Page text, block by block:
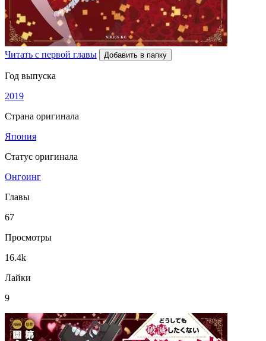
Читать с первой главы Добавить в папку
Год выпуска
2019
Страна оригинала
Япония
Статус оригинала
Онгоинг
Главы
67
Просмотры
16.4k
Лайки
9